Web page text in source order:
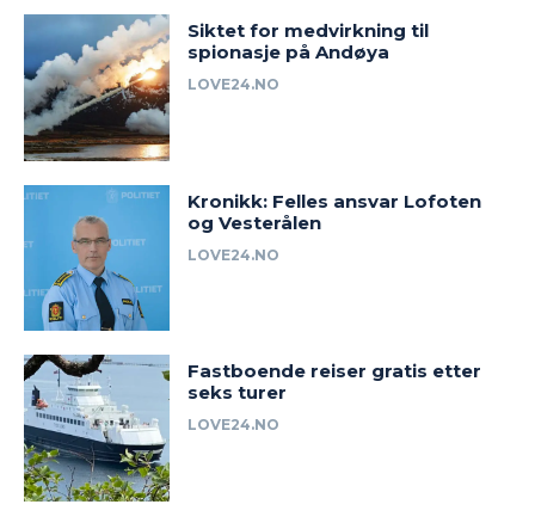
Siktet for medvirkning til
spionasje på Andøya
LOVE24.NO
Kronikk: Felles ansvar Lofoten
og Vesterålen
LOVE24.NO
Fastboende reiser gratis etter
seks turer
LOVE24.NO